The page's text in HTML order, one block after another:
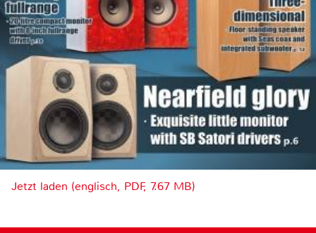
Jetzt laden (englisch, PDF, 7.67 MB)